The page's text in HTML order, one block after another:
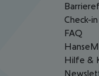
Check-in
FAQ
Hilfe &